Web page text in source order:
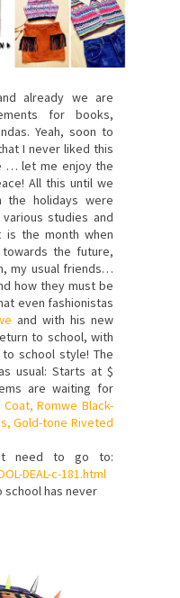
already we are
for
books,
. Yeah, soon to
I never liked this
… let me enjoy the
! All this until we
the holidays were
various studies and
is the month when
the future,
my usual friends…
how they must be
even fashionistas
and with his new
to school, with
to school style! The
as usual: Starts at $
are waiting for
Coat,Romwe Black-
,Gold-tone Riveted
need to
go to:
DEAL-c-181.html
schoolhas never